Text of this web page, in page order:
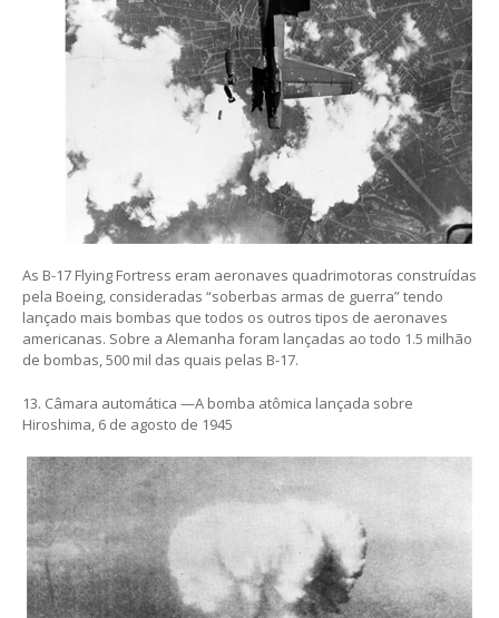
As B-17 Flying Fortress eram aeronaves quadrimotoras construídas
pela Boeing, consideradas “soberbas armas de guerra” tendo
lançado mais bombas que todos os outros tipos de aeronaves
americanas. Sobre a Alemanha foram lançadas ao todo 1.5 milhão
de bombas, 500 mil das quais pelas B-17.
13. Câmara automática —A bomba atômica lançada sobre
Hiroshima, 6 de agosto de 1945